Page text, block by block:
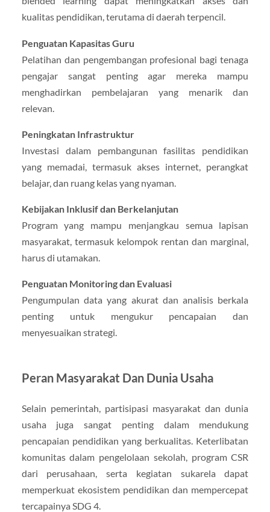
kualitas pendidikan, terutama di daerah terpencil.
Penguatan Kapasitas Guru
Pelatihan dan pengembangan profesional bagi tenaga
pengajar sangat penting agar mereka mampu
menghadirkan pembelajaran yang menarik dan
relevan.
Peningkatan Infrastruktur
Investasi dalam pembangunan fasilitas pendidikan
yang memadai, termasuk akses internet, perangkat
belajar, dan ruang kelas yang nyaman.
Kebijakan Inklusif dan Berkelanjutan
Program yang mampu menjangkau semua lapisan
masyarakat, termasuk kelompok rentan dan marginal,
harus di utamakan.
Penguatan Monitoring dan Evaluasi
Pengumpulan data yang akurat dan analisis berkala
penting untuk mengukur pencapaian dan
menyesuaikan strategi.
Peran Masyarakat Dan Dunia Usaha
Selain pemerintah, partisipasi masyarakat dan dunia
usaha juga sangat penting dalam mendukung
pencapaian pendidikan yang berkualitas. Keterlibatan
komunitas dalam pengelolaan sekolah, program CSR
dari perusahaan, serta kegiatan sukarela dapat
memperkuat ekosistem pendidikan dan mempercepat
tercapainya SDG 4.